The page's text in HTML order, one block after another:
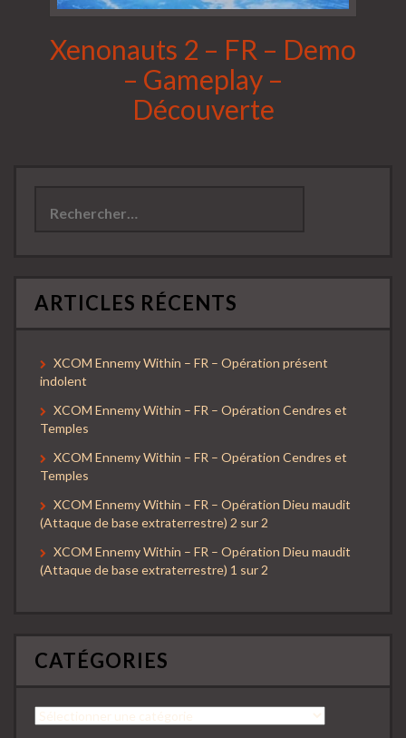
Xenonauts 2 – FR – Demo
– Gameplay –
Découverte
ARTICLES RÉCENTS
XCOM Ennemy Within – FR – Opération présent
indolent
XCOM Ennemy Within – FR – Opération Cendres et
Temples
XCOM Ennemy Within – FR – Opération Cendres et
Temples
XCOM Ennemy Within – FR – Opération Dieu maudit
(Attaque de base extraterrestre) 2 sur 2
XCOM Ennemy Within – FR – Opération Dieu maudit
(Attaque de base extraterrestre) 1 sur 2
CATÉGORIES
Catégories